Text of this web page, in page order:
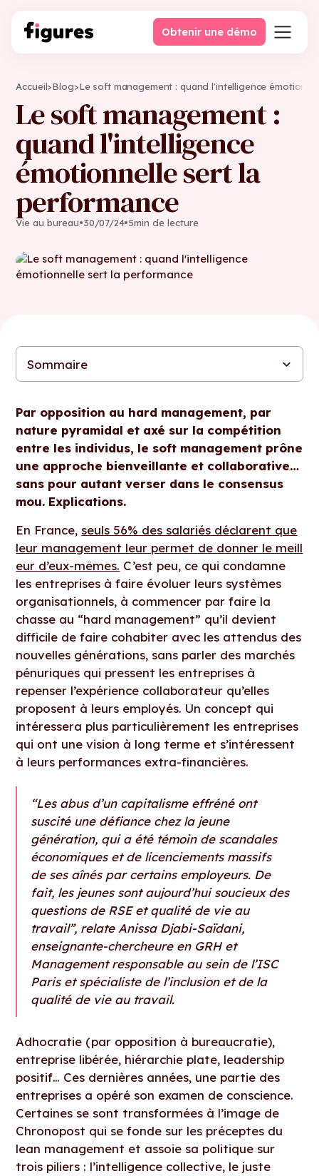
Obtenir une démo
Accueil>Blog>Le soft management : quand l'intelligence
Le soft management :
quand l'intelligence
émotionnelle sert la
performance
Vie au bureau•30/07/24•5min de lecture
Sommaire
Par opposition au hard management, par
nature pyramidal et axé sur la compétition
entre les individus, le soft management prône
une approche bienveillante et collaborative…
sans pour autant verser dans le consensus
mou. Explications.
En France, seuls 56% des salariés déclarent que
leur management leur permet de donner le meill
eur d’eux-mêmes. C’est peu, ce qui condamne
les entreprises à faire évoluer leurs systèmes
organisationnels, à commencer par faire la
chasse au “hard management” qu’il devient
difficile de faire cohabiter avec les attendus des
nouvelles générations, sans parler des marchés
pénuriques qui pressent les entreprises à
repenser l’expérience collaborateur qu’elles
proposent à leurs employés. Un concept qui
intéressera plus particulièrement les entreprises
qui ont une vision à long terme et s’intéressent
à leurs performances extra-financières.
“Les abus d’un capitalisme effréné ont
suscité une défiance chez la jeune
génération, qui a été témoin de scandales
économiques et de licenciements massifs
de ses aînés par certains employeurs. De
fait, les jeunes sont aujourd’hui soucieux des
questions de RSE et qualité de vie au
travail”, relate Anissa Djabi-Saïdani,
enseignante-chercheure en GRH et
Management responsable au sein de l’ISC
Paris et spécialiste de l’inclusion et de la
qualité de vie au travail.
Adhocratie (par opposition à bureaucratie),
entreprise libérée, hiérarchie plate, leadership
positif… Ces dernières années, une partie des
entreprises a opéré son examen de conscience.
Certaines se sont transformées à l’image de
Chronopost qui se fonde sur les préceptes du
lean management et assoie sa politique sur
trois piliers : l’intelligence collective, le juste